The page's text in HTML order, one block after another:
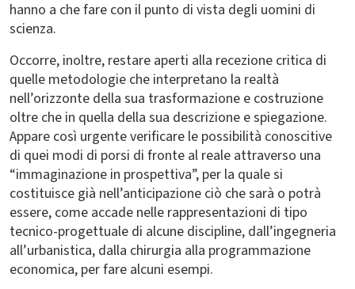
hanno a che fare con il punto di vista degli uomini di
scienza.
Occorre, inoltre, restare aperti alla recezione critica di
quelle metodologie che interpretano la realtà
nell’orizzonte della sua trasformazione e costruzione
oltre che in quella della sua descrizione e spiegazione.
Appare così urgente verificare le possibilità conoscitive
di quei modi di porsi di fronte al reale attraverso una
“immaginazione in prospettiva”, per la quale si
costituisce già nell’anticipazione ciò che sarà o potrà
essere, come accade nelle rappresentazioni di tipo
tecnico-progettuale di alcune discipline, dall’ingegneria
all’urbanistica, dalla chirurgia alla programmazione
economica, per fare alcuni esempi.